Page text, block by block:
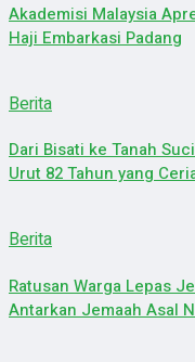
Akademisi Malaysia
Haji Embarkasi Padang
Berita
Dari Bisati ke Tanah
Urut 82 Tahun yang
Berita
Ratusan Warga Lepas
Antarkan Jemaah Asal